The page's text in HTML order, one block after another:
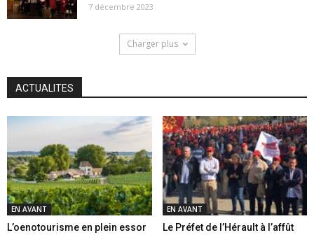
7 décembre 2023
Charger plus
ACTUALITES
EN AVANT
L’oenotourisme en plein essor
EN AVANT
Le Préfet de l’Hérault à l’affût